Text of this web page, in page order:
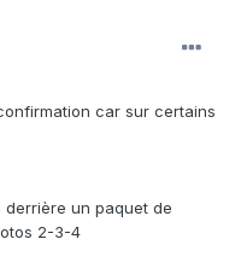
car sur certains
derrière un paquet de
2-3-4